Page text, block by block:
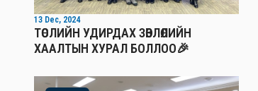
13 Dec, 2024
ТӨСЛИЙН УДИРДАХ ЗӨВЛӨЛИЙН
ХААЛТЫН ХУРАЛ БОЛЛОО🎉